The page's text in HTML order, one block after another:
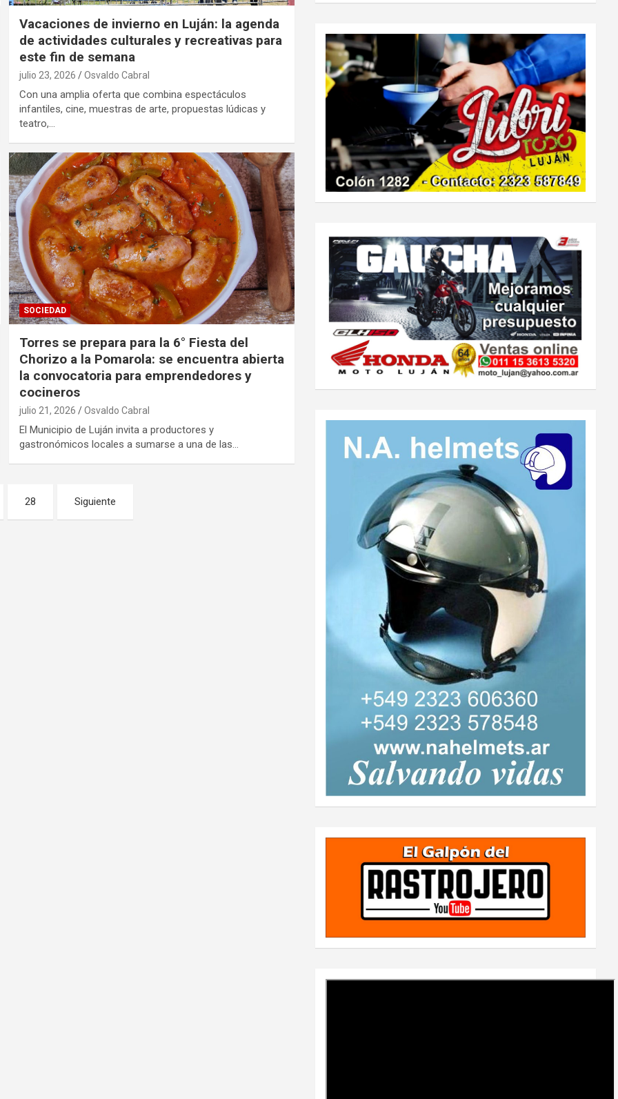
Vacaciones de invierno en Luján: la agenda
de actividades culturales y recreativas para
este fin de semana
julio 23, 2026 Osvaldo Cabral
Con una amplia oferta que combina espectáculos
infantiles, cine, muestras de arte, propuestas lúdicas y
teatro,…
SOCIEDAD
Torres se prepara para la 6° Fiesta del
Chorizo a la Pomarola: se encuentra abierta
la convocatoria para emprendedores y
cocineros
julio 21, 2026 Osvaldo Cabral
El Municipio de Luján invita a productores y
gastronómicos locales a sumarse a una de las…
28 Siguiente